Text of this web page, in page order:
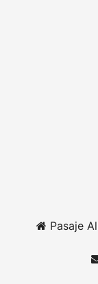
Pasaje